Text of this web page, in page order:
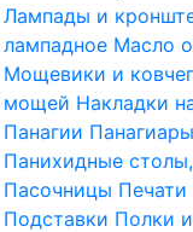
Лампады и
лампадное Масло
Мощевики и
мощей Накладки
Панагии Панагиары
Панихидные
Пасочницы Печати
Подставки Полки